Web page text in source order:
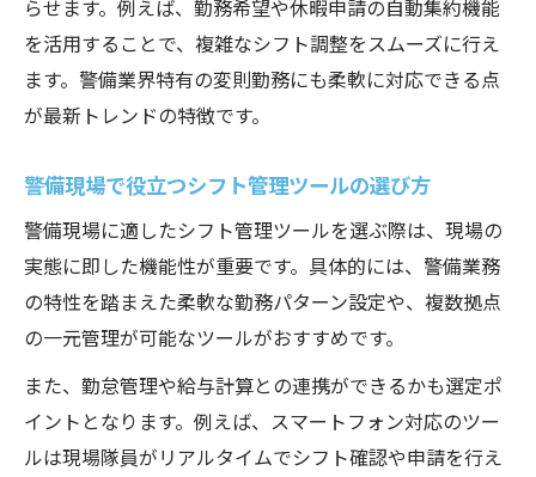
らせます。例えば、勤務希望や休暇申請の自動集約機能
を活用することで、複雑なシフト調整をスムーズに行え
ます。警備業界特有の変則勤務にも柔軟に対応できる点
が最新トレンドの特徴です。
警備現場で役立つシフト管理ツールの選び方
警備現場に適したシフト管理ツールを選ぶ際は、現場の
実態に即した機能性が重要です。具体的には、警備業務
の特性を踏まえた柔軟な勤務パターン設定や、複数拠点
の一元管理が可能なツールがおすすめです。
また、勤怠管理や給与計算との連携ができるかも選定ポ
イントとなります。例えば、スマートフォン対応のツー
ルは現場隊員がリアルタイムでシフト確認や申請を行え